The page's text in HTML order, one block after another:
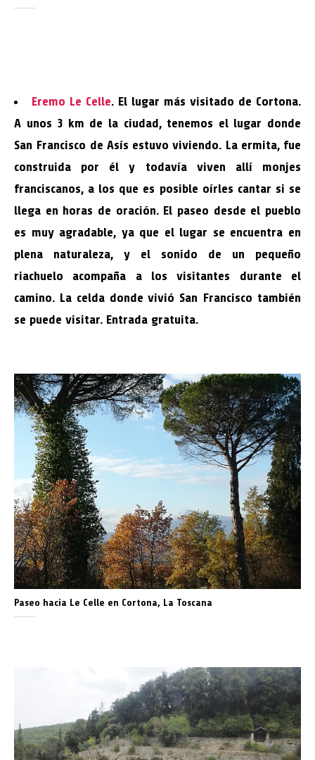
Eremo Le Celle. El lugar más visitado de Cortona.
A unos 3 km de la ciudad, tenemos el lugar donde
San Francisco de Asís estuvo viviendo. La ermita, fue
construida por él y todavía viven allí monjes
franciscanos, a los que es posible oírles cantar si se
llega en horas de oración. El paseo desde el pueblo
es muy agradable, ya que el lugar se encuentra en
plena naturaleza, y el sonido de un pequeño
riachuelo acompaña a los visitantes durante el
camino. La celda donde vivió San Francisco también
se puede visitar. Entrada gratuita.
Paseo hacia Le Celle en Cortona, La Toscana